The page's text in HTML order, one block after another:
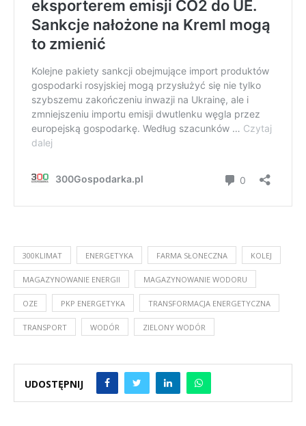
300KLIMAT ENERGETYKA FARMA SŁONECZNA KOLEJ
MAGAZYNOWANIE ENERGII MAGAZYNOWANIE WODORU
OZE PKP ENERGETYKA TRANSFORMACJA ENERGETYCZNA
TRANSPORT WODÓR ZIELONY WODÓR
UDOSTĘPNIJ